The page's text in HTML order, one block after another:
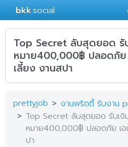
bkk.social
Top Secret ลับสุดยอด รั
หมาย400,000฿ ปลอดภัย
เลี้ยง งานสปา
prettyjob
งานพริตตี้ รับงาน
Top Secret ลับสุดยอด รับเงิ
หมาย400,000฿ ปลอดภัย เอ
ปา